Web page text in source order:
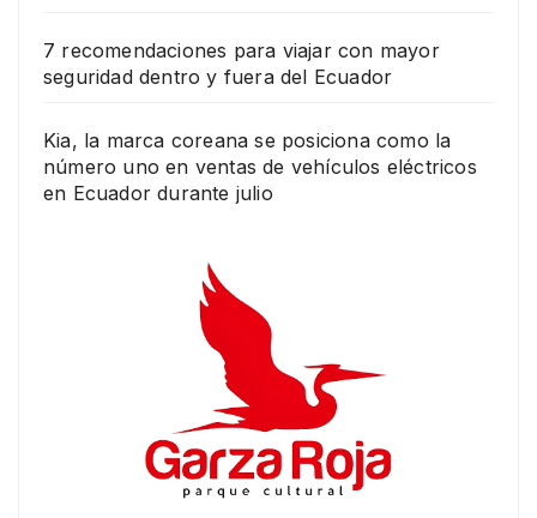
7 recomendaciones para viajar con mayor
seguridad dentro y fuera del Ecuador
Kia, la marca coreana se posiciona como la
número uno en ventas de vehículos eléctricos
en Ecuador durante julio